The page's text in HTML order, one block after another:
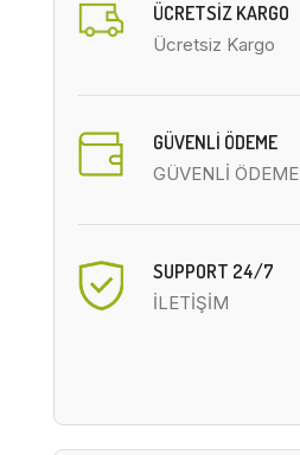
ÜCRETSIZ KARGO
Ücretsiz Kargo
GÜVENLİ ÖDEME
GÜVENLİ ÖDEME
SUPPORT 24/7
İLETİŞİM